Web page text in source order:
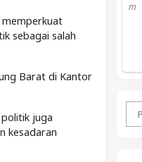
sebagai salah
Barat di Kantor
juga
kesadaran